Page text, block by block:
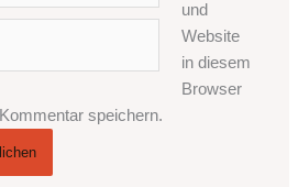
und
Website
in diesem
Browser
speichern.